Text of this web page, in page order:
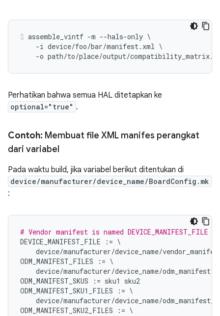
assemble_vintf -m --hals-only \
    -i device/foo/bar/manifest.xml \
Perhatikan bahwa semua HAL ditetapkan ke
optional="true" .
Contoh: Membuat file XML manifes perangkat
dari variabel
Pada waktu build, jika variabel berikut ditentukan di
device/manufacturer/device_name/BoardConfig.mk
:
# Vendor manifest is named
DEVICE_MANIFEST_FILE
:= \
device/manufacturer/device_name/
ODM_MANIFEST_FILES
:= \
device/manufacturer/device_name/odm_manifest
ODM_MANIFEST_SKUS
:= sku1
sku2
ODM_MANIFEST_SKU1_FILES
:= \
device/manufacturer/device_name/
ODM_MANIFEST_SKU2_FILES
:= \